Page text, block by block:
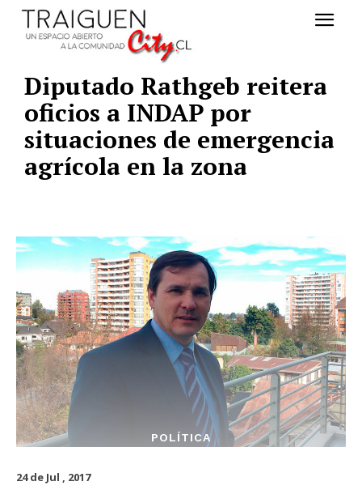
Diputado Rathgeb reitera
oficios a INDAP por
situaciones de emergencia
agrícola en la zona
POLÍTICA
24 de Jul , 2017